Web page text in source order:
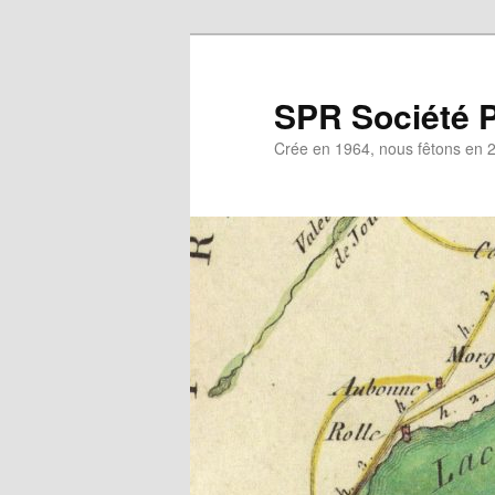
SPR Société
Crée en 1964, nous fêtons en